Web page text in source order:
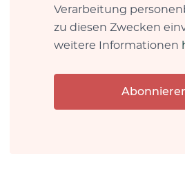
Verarbeitung
zu diesen Zwecken
weitere Informationen